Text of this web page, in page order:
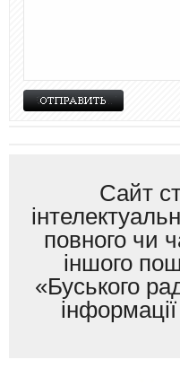
Сайт
повного чи
іншого
«Буського